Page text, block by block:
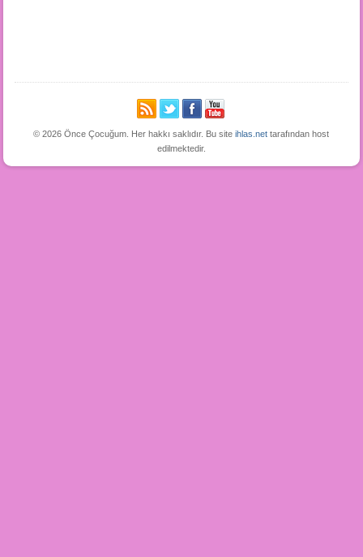
© 2026 Önce Çocuğum. Her hakkı saklıdır. Bu siteihlas.net tarafından host
edilmektedir.